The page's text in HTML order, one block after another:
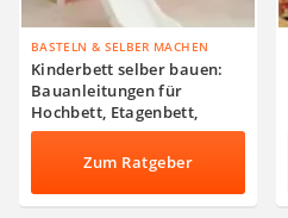
BASTELN & SELBER MACHEN
Kinderbett selber bauen:
Bauanleitungen für
Hochbett, Etagenbett,
Spielbett
Zum Ratgeber